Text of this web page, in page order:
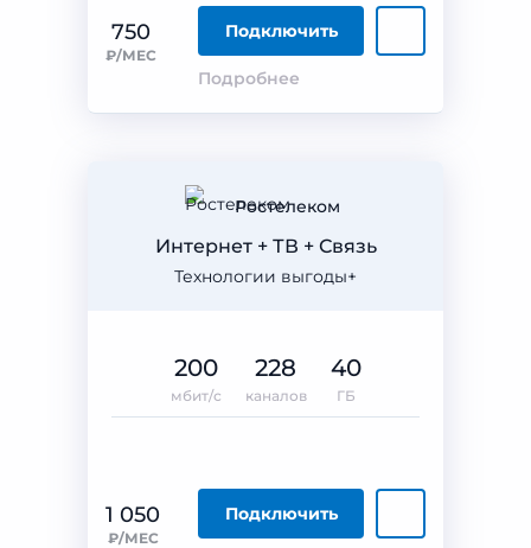
750
₽/МЕС
Подключить
Подробнее
Ростелеком
Технологии выгоды+
Интернет + ТВ + Связь
1 050
₽/МЕС
Подключить
200
мбит/с
228
каналов
40
ГБ